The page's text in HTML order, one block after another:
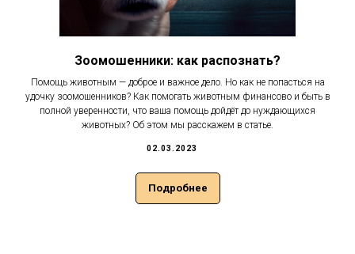
Зоомошенники: как распознать?
Помощь животным — доброе и важное дело. Но как не попасться на
удочку зоомошенников? Как помогать животным финансово и быть в
полной уверенности, что ваша помощь дойдёт до нуждающихся
животных? Об этом мы расскажем в статье.
02.03.2023
Подробнее